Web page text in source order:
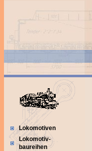
Lokomotiven
Lokomotiv-
baureihen